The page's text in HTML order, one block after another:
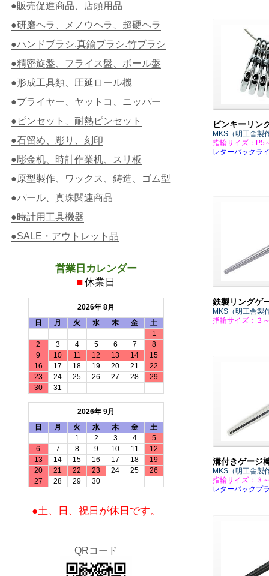
ピンキーリン
MKS（明工舎製
指輪サイズ：P5
レターパックラ
鉄製リングゲ
MKS（明工舎製
指輪サイズ：３
溝付きゲージ
MKS（明工舎製
指輪サイズ：３
レターパックプ
●販売促進商品、店頭用品
●研磨ヘラ、メノウヘラ、超硬ヘラ
●ハンドブラシ.真鍮ブラシ.竹ブラシ
●精密旋盤、フライス盤、ボール盤
●形成工具類、圧延ロール機
●プライヤー、ヤットコ、ニッパー
●ピンセット、耐熱ピンセット
●石留め、彫り、刻印
●彫金机、時計作業机、スリ板
●原型製作、ワックス、鋳造、ゴム型
●パール、真珠関連商品
●時計用工具機器
●SALE・アウトレット品
営業日カレンダー
■休業日
2026年 8月
日
月 火 水 木 金
土
1
2
3 4 5 6 7
8
9
10 11 12 13 14
15
16
17 18 19 20 21
22
23
24 25 26 27 28
29
30
31
2026年 9月
日
月 火 水 木 金
土
1
2 3 4
5
6
7 8 9 10 11
12
13
14 15 16 17 18
19
20
21 22 23 24 25
26
27
28 29 30
●土、日、祝日が休日です。
QRコード